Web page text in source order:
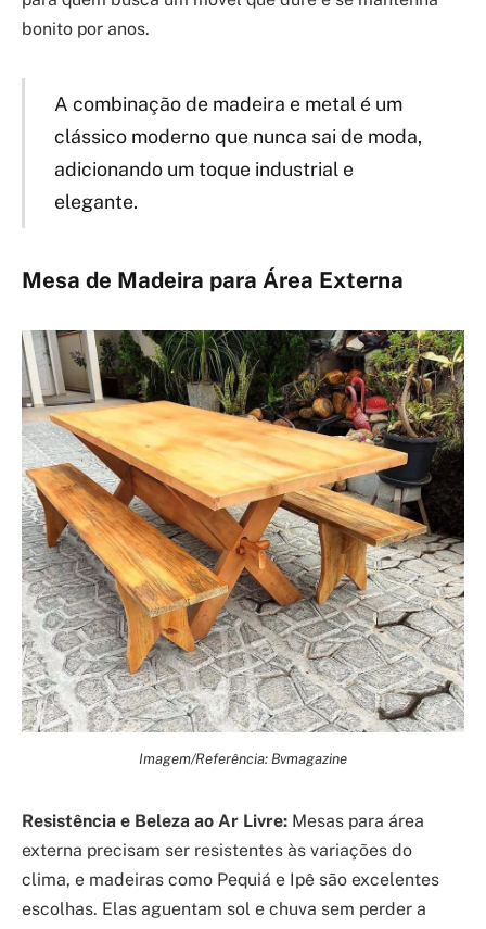
bonito por anos.
A combinação de madeira e metal é um
clássico moderno que nunca sai de moda,
adicionando um toque industrial e
elegante.
Mesa de Madeira para Área Externa
Imagem/Referência: Bvmagazine
Resistência e Beleza ao Ar Livre: Mesas para área
externa precisam ser resistentes às variações do
clima, e madeiras como Pequiá e Ipê são excelentes
escolhas. Elas aguentam sol e chuva sem perder a